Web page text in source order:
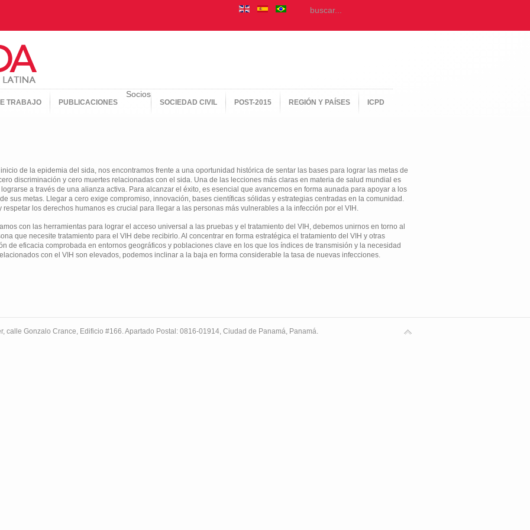
TRABAJO PUBLICACIONES
Socios
SOCIEDAD CIVIL POST-2015 REGIÓN Y PAÍSES ICPD
de la epidemia del sida, nos encontramos frente a una oportunidad histórica de sentar las bases para lograr las metas de
discriminación y cero muertes relacionadas con el sida. Una de las lecciones más claras en materia de salud mundial es
a través de una alianza activa. Para alcanzar el éxito, es esencial que avancemos en forma aunada para apoyar a los
sus metas. Llegar a cero exige compromiso, innovación, bases científicas sólidas y estrategias centradas en la comunidad.
respetar los derechos humanos es crucial para llegar a las personas más vulnerables a la infección por el VIH.
con las herramientas para lograr el acceso universal a las pruebas y el tratamiento del VIH, debemos unirnos en torno al
que necesite tratamiento para el VIH debe recibirlo. Al concentrar en forma estratégica el tratamiento del VIH y otras
de eficacia comprobada en entornos geográficos y poblaciones clave en los que los índices de transmisión y la necesidad
con el VIH son elevados, podemos inclinar a la baja en forma considerable la tasa de nuevas infecciones.
calle Gonzalo Crance, Edificio #166. Apartado Postal: 0816-01914, Ciudad de Panamá, Panamá.